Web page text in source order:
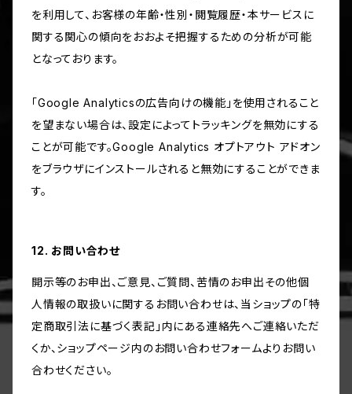
を利用して、お客様の年齢・性別・閲覧履歴・本サービスに
関する関心の傾向をおおよそ把握するための分析が可能
となっております。
「Google Analyticsの広告向けの機能」を使用されること
を望まない場合は、設定によってトラッキングを無効にする
ことが可能です。Google Analytics オプトアウト アドオン
をブラウザにインストールされると無効にすることができま
す。
12. お問い合わせ
開示等のお申出、ご意見、ご質問、苦情のお申出その他個
人情報の取扱いに関するお問い合わせは、当ショップの「特
定商取引法に基づく表記」内にある連絡先へご連絡いただ
くか、ショップページ内のお問い合わせフォームよりお問い
合わせください。